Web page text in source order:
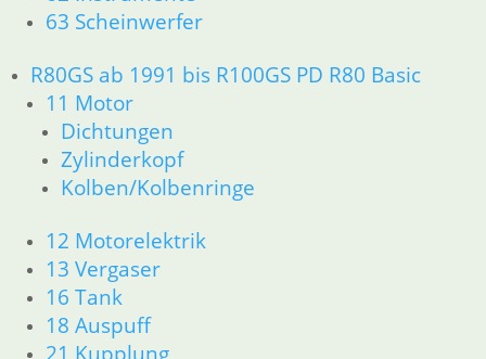
63 Scheinwerfer
R80GS ab 1991 bis R100GS PD R80 Basic
11 Motor
Dichtungen
Zylinderkopf
Kolben/Kolbenringe
12 Motorelektrik
13 Vergaser
16 Tank
18 Auspuff
21 Kupplung
36 Räder
46 Rahmen & Verkleidung R60/6 – R90/S
52 Sitzbank
61 Fahrzeugelektrik
62 Instrumente
R 60/7 – R 100 RT Bj. 1976 – 1979
11 Motor
Kolben/Kolbenringe
Zylinderkopf
12 Motorelektrik
13 Vergaser
16 Tank